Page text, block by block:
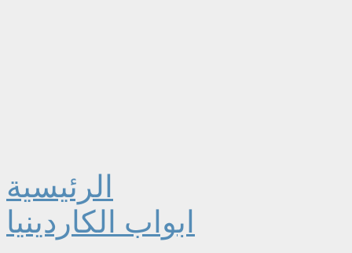
الرئيسية
ابواب الكاردينيا